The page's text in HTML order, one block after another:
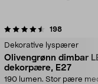
198
Dekorative lyspærer
Olivengrønn dimbar
dekorpære, E27
190 lumen. Stor pære
4.5 av 5 stjerner